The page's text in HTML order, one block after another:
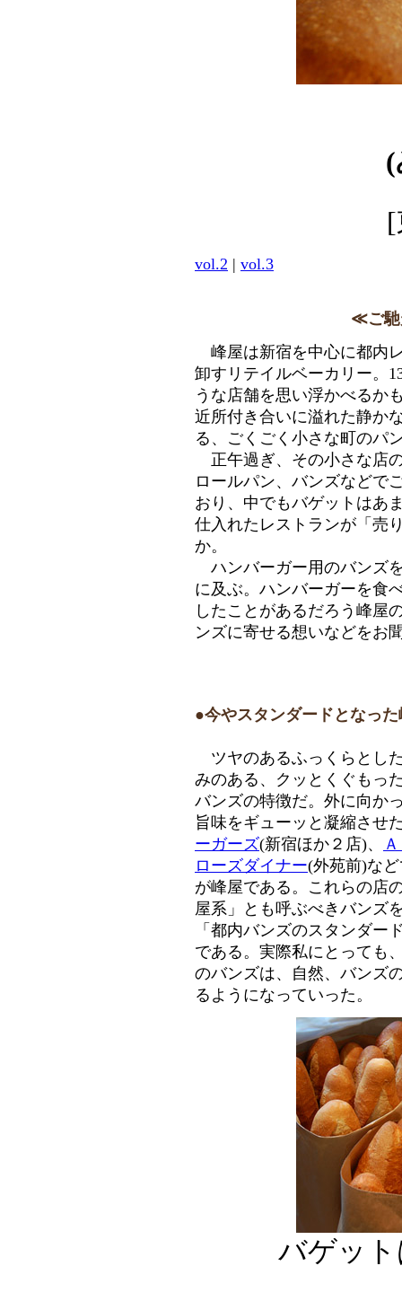
vol.2 | vol.3
≪ご馳
峰屋は新宿を中心に都内
卸すリテイルベーカリー。
うな店舗を思い浮かべるか
近所付き合いに溢れた静か
る、ごくごく小さな町のパ
正午過ぎ、その小さな店
ロールパン、バンズなどで
おり、中でもバゲットはあ
仕入れたレストランが「
か。
ハンバーガー用のバンズ
に及ぶ。ハンバーガーを食
したことがあるだろう峰屋
ンズに寄せる想いなどをお
●今やスタンダードとなっ
ツヤのあるふっくらとし
みのある、クッとくぐも
バンズの特徴だ。外に向か
旨味をギューッと凝縮させ
ーガーズ(新宿ほか２店)、
ローズダイナー(外苑前)な
が峰屋である。これらの店
屋系」とも呼ぶべきバンズ
「都内バンズのスタンダー
である。実際私にとっても
のバンズは、自然、バンズ
るようになっていった。
バゲッ